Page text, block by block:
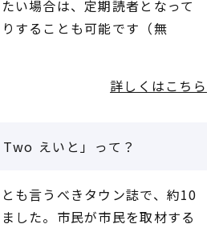
い場合は、定期読者となって
することも可能です（無
詳しくはこちら
えいと」って？
も言うべきタウン誌で、約10
した。市民が市民を取材する